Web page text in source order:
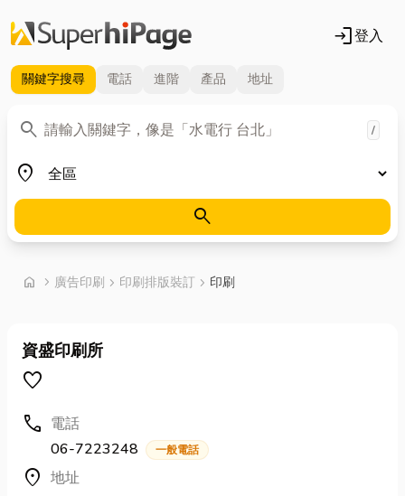
login登入
關鍵字搜尋 電話 進階 產品 地址
search
關鍵字 /
place
地區
search
home chevron_right 首頁
廣告印刷 chevron_right 印刷排版裝訂 chevron_right 印刷
資盛印刷所
favorite
call 電話
06-7223248
一般電話
location_on 地址